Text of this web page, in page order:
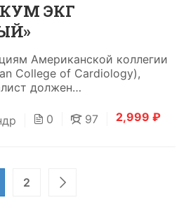
ЭКГ
Американской коллегии
College of Cardiology),
должен
для достижения базовой
0 97 2,999 ₽
2